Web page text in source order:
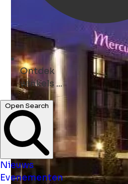
Ontdek
winkels ...
Open Search
Nieuws